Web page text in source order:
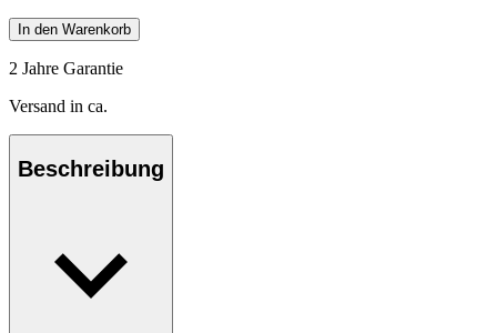
In den Warenkorb
2 Jahre Garantie
Versand in ca.
Beschreibung